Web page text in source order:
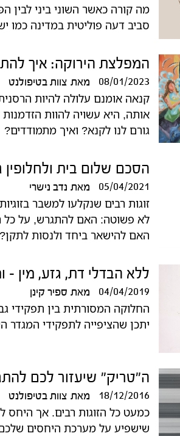
מה קורה כאשר השוני ביני
סביב דעה פוליטית במדינה כמו
המפלצת הירוקה: איך
08/01/2023 מאת צוות בטיפולנט
קנאה אומנם עלולה להיות
אותה, היא עשויה להוות
גורם לנו לקנא? ואיך מתמודדים?
הסכם שלום בית ולחלופין
05/04/2021 מאת נדב נישרי
זוגות רבים שנקלעו למשבר
לא פשוטה: האם להתגרש, על כל
האם להישאר ביחד ולנסות לתקן?
ללא הבדלי דת, גזע, מין -
04/04/2019 מאת ספיר קינן
החלוקה המסורתית בין תפקידי
יתכן שהציפייה לתפקידי
ה"טריק" שיעזור לכם
18/12/2016 מאת צוות בטיפולנט
כמעט כל הזוגות רבים. אך היחס
שישפיע על מערכת היחסים